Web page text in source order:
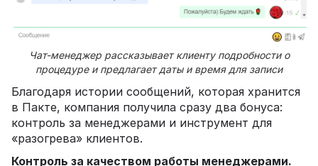
Чат-менеджер рассказывает клиенту подробности о
процедуре и предлагает даты и время для записи
Благодаря истории сообщений, которая хранится
в Пакте, компания получила сразу два бонуса:
контроль за менеджерами и инструмент для
«разогрева» клиентов.
Контроль за качеством работы менеджерами.